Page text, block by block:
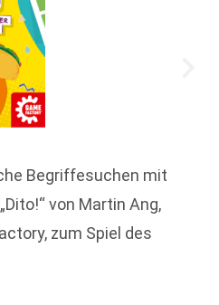
Begriffesuchen mit
von Martin Ang,
zum Spiel des